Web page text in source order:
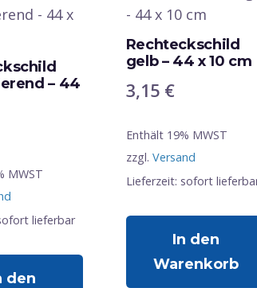
– 44
MWST
lieferbar
den
Rechteckschild
gelb – 44 x 10 cm
3,15 €
Enthält 19% MWST
zzgl. Versand
Lieferzeit: sofort
In den
Warenkorb